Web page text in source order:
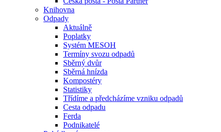
Knihovna
Odpady
Aktuálně
Poplatky
Systém MESOH
Termíny svozu odpadů
Sběrný dvůr
Sběrná hnízda
Kompostéry
Statistiky
Třídíme a předcházíme vzniku odpadů
Cesta odpadu
Ferda
Podnikatelé